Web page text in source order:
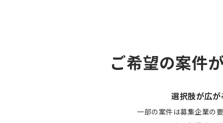
ご希望の案件
選択肢が広が
一部の案件は募集企業の